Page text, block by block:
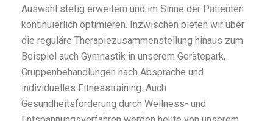
Auswahl stetig erweitern und im Sinne der Patienten
kontinuierlich optimieren. Inzwischen bieten wir über
die reguläre Therapiezusammenstellung hinaus zum
Beispiel auch Gymnastik in unserem Gerätepark,
Gruppenbehandlungen nach Absprache und
individuelles Fitnesstraining. Auch
Gesundheitsförderung durch Wellness- und